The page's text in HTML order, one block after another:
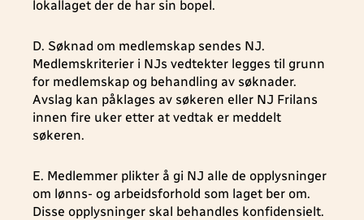
lokallaget der de har sin bopel.
D. Søknad om medlemskap sendes NJ.
Medlemskriterier i NJs vedtekter legges til grunn
for medlemskap og behandling av søknader.
Avslag kan påklages av søkeren eller NJ Frilans
innen fire uker etter at vedtak er meddelt
søkeren.
E. Medlemmer plikter å gi NJ alle de opplysninger
om lønns- og arbeidsforhold som laget ber om.
Disse opplysninger skal behandles konfidensielt.